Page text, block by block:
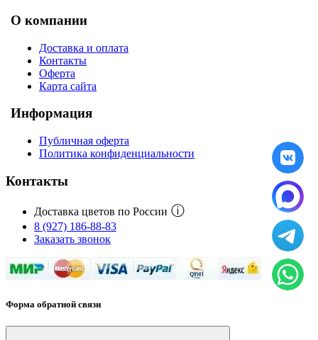
О компании
Доставка и оплата
Контакты
Оферта
Карта сайта
Информация
Публичная оферта
Политика конфиденциальности
Контакты
Доставка цветов по России ⓘ
8 (927) 186-88-83
Заказать звонок
Форма обратной связи